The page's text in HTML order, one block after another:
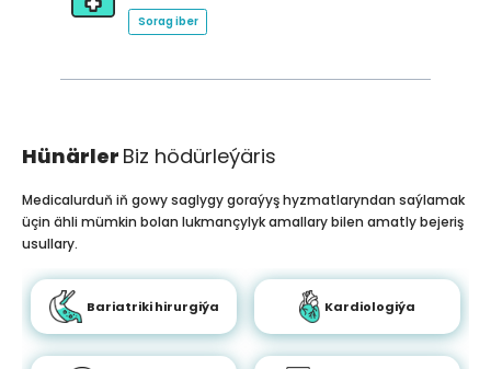
Sorag iber
Hünärler Biz hödürleýäris
Medicalurduň iň gowy saglygy goraýyş hyzmatlaryndan saýlamak
üçin ähli mümkin bolan lukmançylyk amallary bilen amatly bejeriş
usullary.
Bariatriki hirurgiýa Kardiologiýa